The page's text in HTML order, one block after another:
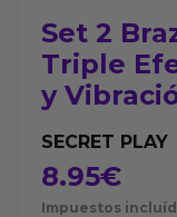
Set 2
Triple
y
SECRET PLAY
8.95€
Impuestos